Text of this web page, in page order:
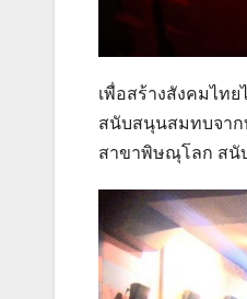
เพื่อสร้างสังคมไท
สนับสนุนสมทบจา
สาขาพิษณุโลก สนั